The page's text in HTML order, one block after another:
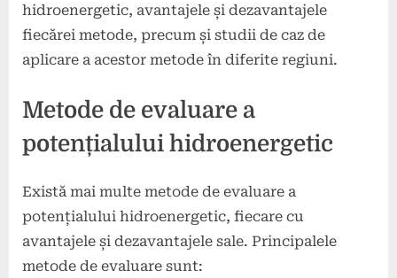
hidroenergetic, avantajele și dezavantajele
fiecărei metode, precum și studii de caz de
aplicare a acestor metode în diferite regiuni.
Metode de evaluare a
potențialului hidroenergetic
Există mai multe metode de evaluare a
potențialului hidroenergetic, fiecare cu
avantajele și dezavantajele sale. Principalele
metode de evaluare sunt: